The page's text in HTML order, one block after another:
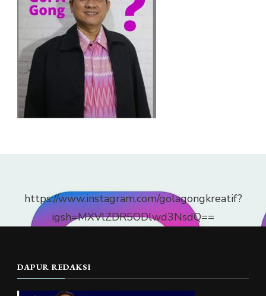
https://www.instagram.com/golagongkreatif?
igsh=MXVlZDR5ODlwd3NsdQ==
DAPUR REDAKSI